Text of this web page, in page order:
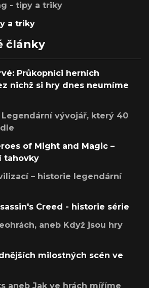
- tipy a triky
a triky
články
Průkopníci herních
nichž si hry dnes neumíme
Legendární vývojář, který 40
of Might and Magic –
tahovky
– historie legendární
Creed - historie série
aneb Když jsou hry
milostných scén ve
aneb Jak ve hrách míříme